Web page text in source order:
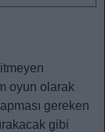
oyun olarak
gereken
gibi